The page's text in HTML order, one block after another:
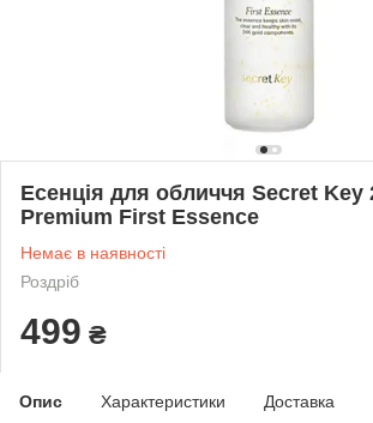
Есенція для обличчя Secret Key
Premium First Essence
Немає в наявності
Роздріб
499 ₴
Опис Характеристики Доставка